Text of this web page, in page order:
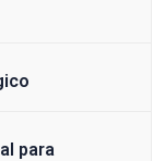
para